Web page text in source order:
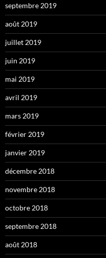
septembre 2019
août 2019
juillet 2019
juin 2019
mai 2019
avril 2019
mars 2019
février 2019
janvier 2019
décembre 2018
novembre 2018
octobre 2018
septembre 2018
août 2018